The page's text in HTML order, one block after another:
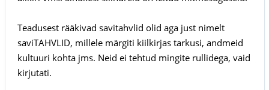
Teadusest rääkivad savitahvlid olid aga just nimelt
saviTAHVLID, millele märgiti kiilkirjas tarkusi, andmeid
kultuuri kohta jms. Neid ei tehtud mingite rullidega, vaid
kirjutati.